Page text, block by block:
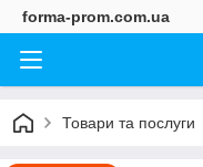
forma-prom.com.ua
Товари та послуги